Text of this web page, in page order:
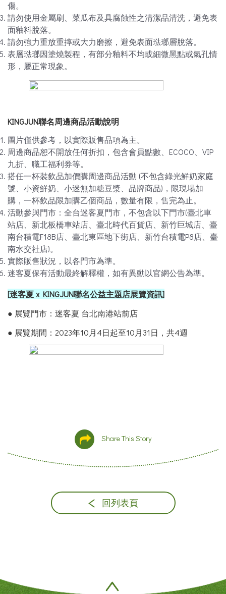
傷。
請勿使用金屬刷、菜瓜布及具腐蝕性之清潔品清洗，避免表
面釉料脫落。
請勿強力重放重摔或大力磨擦，避免表面琺瑯層脫落。
表層琺瑯因塗燒製程，有部分釉料不均或細微黑點或氣孔情
形，屬正常現象。
KINGJUN聯名周邊商品活動說明
圖片僅供參考，以實際販售品項為主。
周邊商品恕不開放任何折扣，包含會員點數、ECOCO、VIP
九折、職工福利券等。
搭任一杯裝飲品加價購周邊商品活動 (不包含綠光鮮奶家庭
號、小資鮮奶、小迷無加糖豆漿、品牌商品)，限現場加
購，一杯飲品限加購乙個商品，數量有限，售完為止。
活動參與門市：全台迷客夏門市，不包含以下門市(臺北車
站店、新北板橋車站店、臺北時代百貨店、新竹巨城店、臺
南台積電F18B店、臺北東區地下街店、新竹台積電P8店、臺
南水交社店)。
實際販售狀況，以各門市為準。
迷客夏保有活動最終解釋權，如有異動以官網公告為準。
[迷客夏 x KINGJUN聯名公益主題店展覽資訊]
● 展覽門市：迷客夏 台北南港站前店
● 展覽期間：2023年10月4日起至10月31日，共4週
Share This Story
回列表頁